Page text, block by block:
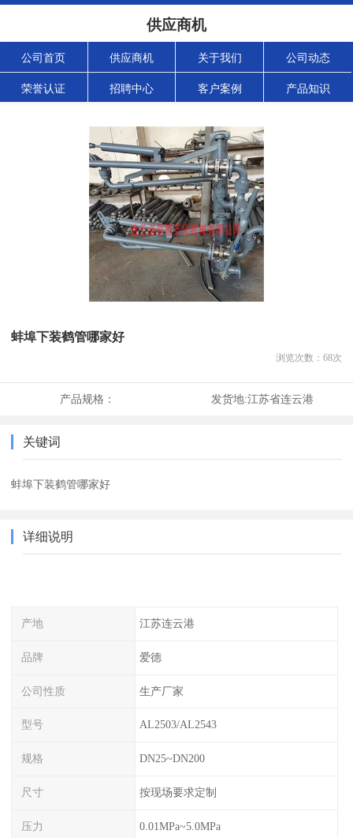
供应商机
公司首页 供应商机 关于我们 公司动态
荣誉认证 招聘中心 客户案例 产品知识
蚌埠下装鹤管哪家好
浏览次数： 68次
产品规格： 发货地:江苏省连云港
关键词
蚌埠下装鹤管哪家好
详细说明
产地 江苏连云港
品牌 爱德
公司性质 生产厂家
型号 AL2503/AL2543
规格 DN25~DN200
尺寸 按现场要求定制
压力 0.01MPa~5.0MPa